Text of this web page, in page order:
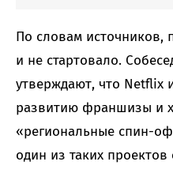
По словам источников,
и не стартовало.
утверждают, что Netflix
развитию франшизы и
«региональные спин-
один из таких